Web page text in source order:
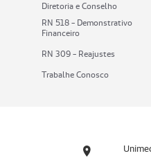
Diretoria e Conselho
RN 518 - Demonstrativo
Financeiro
RN 309 - Reajustes
Trabalhe Conosco